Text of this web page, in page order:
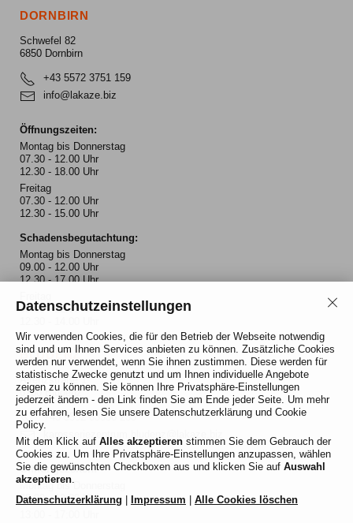
DORNBIRN
Schwefel 82
6850 Dornbirn
+43 5572 3751 159
info@lakaze.biz
Öffnungszeiten:
Montag bis Donnerstag
07.30 - 12.00 Uhr
12.30 - 18.00 Uhr
Freitag
07.30 - 12.00 Uhr
12.30 - 15.00 Uhr
Schadensbegutachtung:
Montag bis Donnerstag
09.00 - 12.00 Uhr
12.30 - 17.00 Uhr
09.00 - 12.00 Uhr
BLUDENZ
Alfenzstraße 1
6700 Bludenz
+43 5552 63536 233
karosseriezentrum.bludenz@lakaze.biz
Öffnungszeiten:
Montag bis Donnerstag
08.00 - 12:00 Uhr
Datenschutzeinstellungen
Wir verwenden Cookies, die für den Betrieb der Webseite notwendig
sind und um Ihnen Services anbieten zu können. Zusätzliche Cookies
werden nur verwendet, wenn Sie ihnen zustimmen. Diese werden für
statistische Zwecke genutzt und um Ihnen individuelle Angebote
zeigen zu können. Sie können Ihre Privatsphäre-Einstellungen
jederzeit ändern - den Link finden Sie am Ende jeder Seite. Um mehr
zu erfahren, lesen Sie unsere Datenschutzerklärung und Cookie
Policy.
Mit dem Klick auf Alles akzeptieren stimmen Sie dem Gebrauch der
Cookies zu. Um Ihre Privatsphäre-Einstellungen anzupassen, wählen
Sie die gewünschten Checkboxen aus und klicken Sie auf Auswahl
akzeptieren.
Datenschutzerklärung
Impressum Alle Cookies löschen